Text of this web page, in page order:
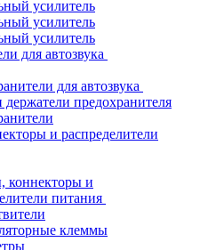
усилитель
усилитель
усилитель
для автозвука
для автозвука
предохранителя
и распределители
коннекторы и
питания
клеммы